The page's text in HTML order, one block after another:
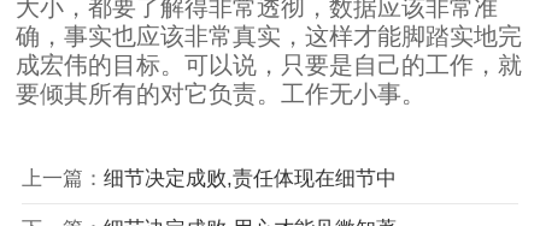
大小，都要了解得非常透彻，数据应该非常准
确，事实也应该非常真实，这样才能脚踏实地完
成宏伟的目标。可以说，只要是自己的工作，就
要倾其所有的对它负责。工作无小事。
上一篇： 细节决定成败,责任体现在细节中